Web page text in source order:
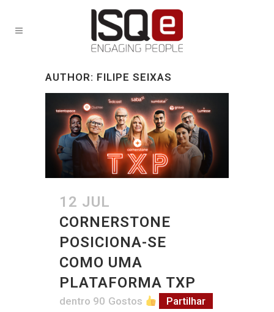
AUTHOR: FILIPE SEIXAS
12 JUL
CORNERSTONE
POSICIONA-SE
COMO UMA
PLATAFORMA TXP
dentro 90 Gostos Partilhar